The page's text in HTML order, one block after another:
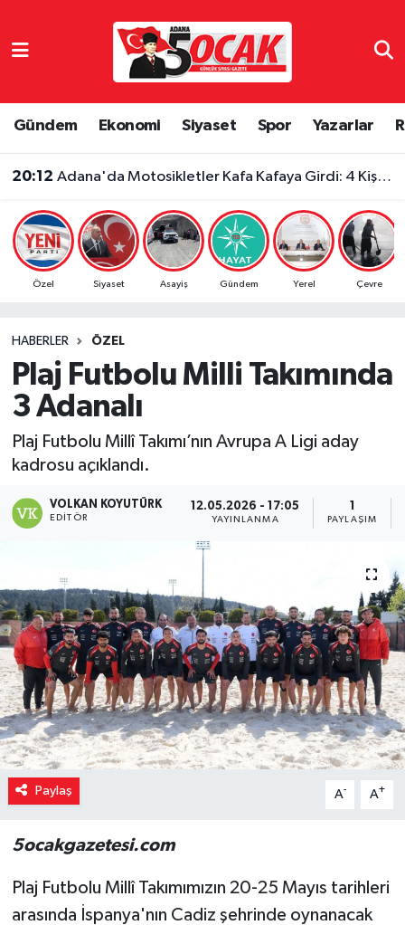
Gündem Ekonomi Siyaset Spor Yazarlar
20:12 Adana'da Motosikletler Kafa Kafaya Girdi: 4 Kişi Yaralandı
Özel Siyaset Asayiş Gündem Yerel Çevre
HABERLER ÖZEL
Plaj Futbolu Milli Takımında
3 Adanalı
Plaj Futbolu Millî Takımı’nın Avrupa A Ligi aday
kadrosu açıklandı.
VOLKAN KOYUTÜRK
EDITÖR
12.05.2026 - 17:05
YAYINLANMA PAYLAŞIM
Paylaş A- A+
5ocakgazetesi.com
Plaj Futbolu Millî Takımımızın 20-25 Mayıs tarihleri
arasında İspanya'nın Cadiz şehrinde oynanacak
Dünya
Eğitim
Gündem
Haber Reklam
Magazin
Sağlık
Siyaset
Spor
Yaşam
Yerel Yönetimler
Yurttan
Adana Nöbetçi Eczaneler
Adana Trafik Yoğunluk Haritası
Süper Lig Puan Durumu ve Fikstür
Son Dakika Haberleri
Haber Arşivi